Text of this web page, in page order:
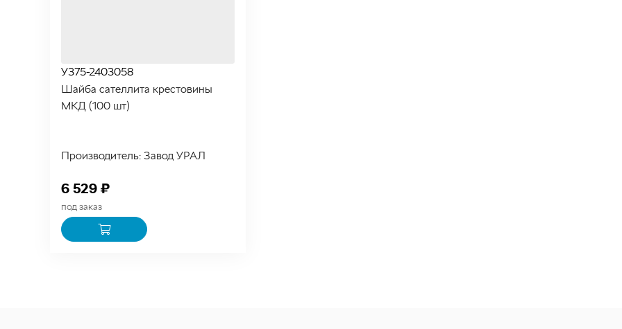
У375-2403058
Шайба сателлита крестовины
МКД (100 шт)
Производитель: Завод УРАЛ
6 529 ₽
под заказ